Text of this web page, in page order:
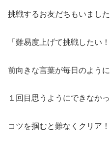
挑戦するお友だちもいまし
「難易度上げて挑戦したい
前向きな言葉が毎日のよう
１回目思うようにできなか
コツを掴むと難なくクリア！